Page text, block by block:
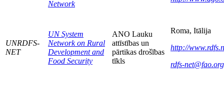
Network
UNRDFS-
NET
UN System
Network on Rural
Development and
Food Security
ANO Lauku
attīstības un
pārtikas drošības
tīkls
Roma, Itālija
http://
rdfs-net@fao.org